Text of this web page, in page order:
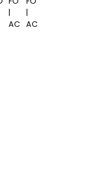
|
AC
|
AC